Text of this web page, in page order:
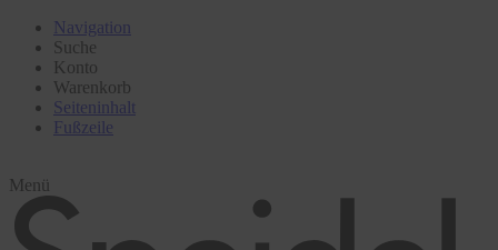
Navigation
Suche
Konto
Warenkorb
Seiteninhalt
Fußzeile
Menü